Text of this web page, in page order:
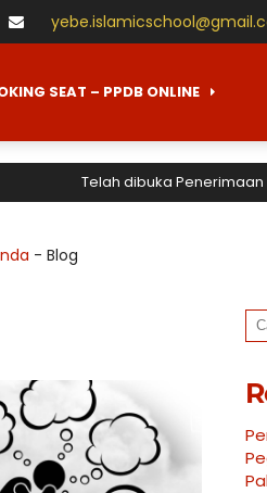
SEAT – PPDB ONLINE
Telah dibuka Penerimaan
- Blog